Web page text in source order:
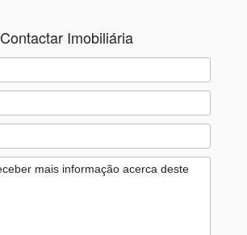
Contactar Imobiliária